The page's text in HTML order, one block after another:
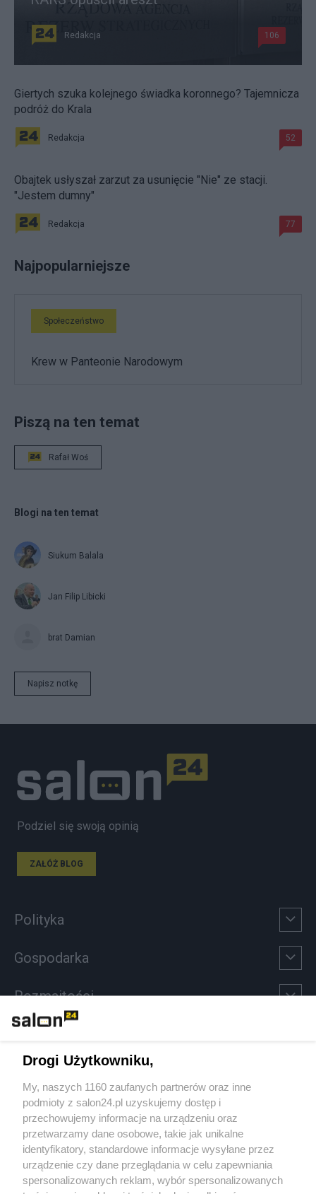
Redakcja 106
Giertych szuka kolejnego świadka koronnego? Tajemnicza
podróż do Krala
Redakcja 52
Obajtek usłyszał zarzut za usunięcie "Nie" ze stacji.
"Jestem dumny"
Redakcja 77
Najpopularniejsze
Społeczeństwo
Krew w Panteonie Narodowym
Piszą na ten temat
Rafał Woś
Blogi na ten temat
Siukum Balala
Jan Filip Libicki
brat Damian
Napisz notkę
Podziel się swoją opinią
ZAŁÓŻ BLOG
Polityka
Gospodarka
Rozmaitości
Sport
Społeczeństwo
Kultura
Drogi Użytkowniku,
My, naszych 1160 zaufanych partnerów oraz inne
podmioty z salon24.pl uzyskujemy dostęp i
przechowujemy informacje na urządzeniu oraz
przetwarzamy dane osobowe, takie jak unikalne
identyfikatory, standardowe informacje wysyłane przez
urządzenie czy dane przeglądania w celu zapewniania
spersonalizowanych reklam, wybór spersonalizowanych